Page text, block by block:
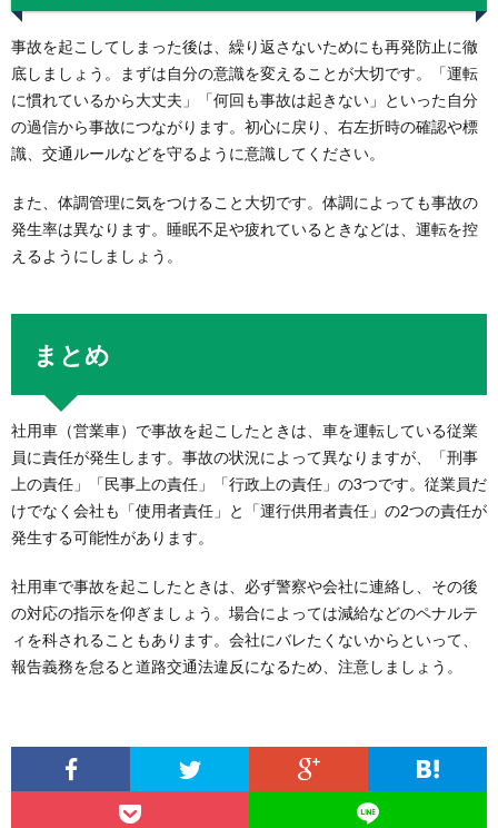
事故を起こしてしまった後は、繰り返さないためにも再発防止に徹
底しましょう。まずは自分の意識を変えることが大切です。「運転
に慣れているから大丈夫」「何回も事故は起きない」といった自分
の過信から事故につながります。初心に戻り、右左折時の確認や標
識、交通ルールなどを守るように意識してください。
また、体調管理に気をつけること大切です。体調によっても事故の
発生率は異なります。睡眠不足や疲れているときなどは、運転を控
えるようにしましょう。
まとめ
社用車（営業車）で事故を起こしたときは、車を運転している従業
員に責任が発生します。事故の状況によって異なりますが、「刑事
上の責任」「民事上の責任」「行政上の責任」の3つです。従業員だ
けでなく会社も「使用者責任」と「運行供用者責任」の2つの責任が
発生する可能性があります。
社用車で事故を起こしたときは、必ず警察や会社に連絡し、その後
の対応の指示を仰ぎましょう。場合によっては減給などのペナルテ
ィを科されることもあります。会社にバレたくないからといって、
報告義務を怠ると道路交通法違反になるため、注意しましょう。